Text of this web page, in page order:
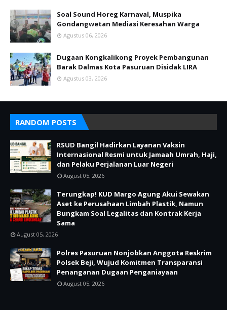
Soal Sound Horeg Karnaval, Muspika
Gondangwetan Mediasi Keresahan Warga
Agustus 06, 2026
Dugaan Kongkalikong Proyek Pembangunan
Barak Dalmas Kota Pasuruan Disidak LIRA
Agustus 03, 2026
RANDOM POSTS
RSUD Bangil Hadirkan Layanan Vaksin
Internasional Resmi untuk Jamaah Umrah, Haji,
dan Pelaku Perjalanan Luar Negeri
August 05, 2026
Terungkap! KUD Margo Agung Akui Sewakan
Aset ke Perusahaan Limbah Plastik, Namun
Bungkam Soal Legalitas dan Kontrak Kerja
Sama
August 05, 2026
Polres Pasuruan Nonjobkan Anggota Reskrim
Polsek Beji, Wujud Komitmen Transparansi
Penanganan Dugaan Penganiayaan
August 05, 2026